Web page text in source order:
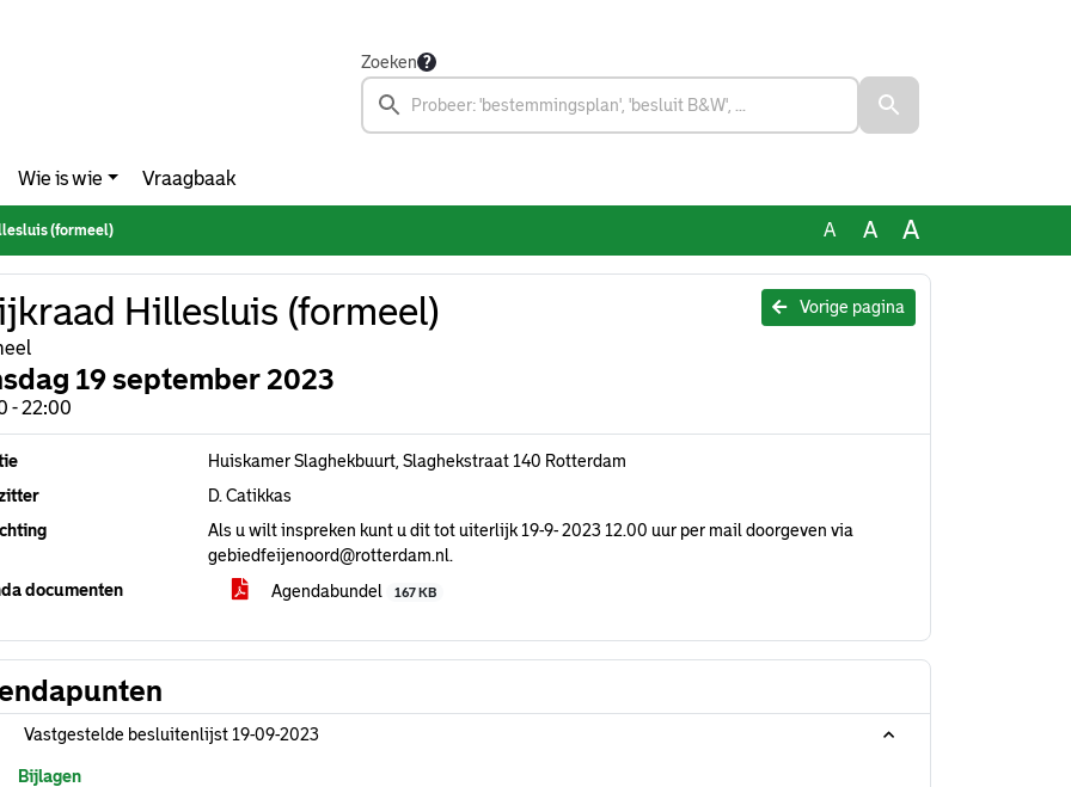
Zoeken
Wie is wie Vraagbaak
(formeel) A A A
Vorige pagina
Hillesluis (formeel)
19 september 2023
- 22:00
Huiskamer Slaghekbuurt, Slaghekstraat 140 Rotterdam
D. Catikkas
Als u wilt inspreken kunt u dit tot uiterlijk 19-9- 2023 12.00 uur per mail doorgeven via
gebiedfeijenoord@rotterdam.nl.
documenten
Agendabundel 167 KB
Vastgestelde besluitenlijst 19-09-2023
Bijlagen